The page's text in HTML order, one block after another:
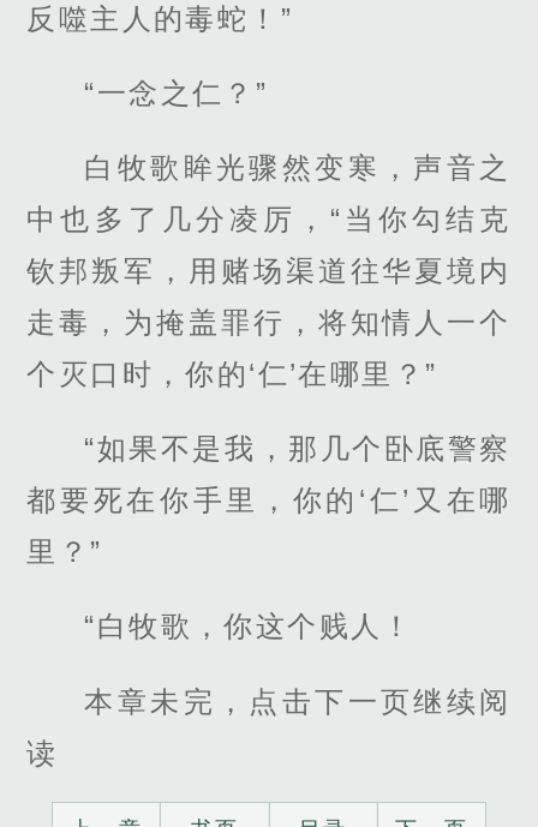
反噬主人的毒蛇！”
“一念之仁？”
白牧歌眸光骤然变寒，声音之
中也多了几分凌厉，“当你勾结克
钦邦叛军，用赌场渠道往华夏境内
走毒，为掩盖罪行，将知情人一个
个灭口时，你的‘仁’在哪里？”
“如果不是我，那几个卧底警察
都要死在你手里，你的‘仁’又在哪
里？”
“白牧歌，你这个贱人！
本章未完，点击下一页继续阅
读